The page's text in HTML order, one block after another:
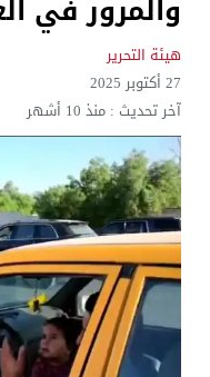
والمرور في
هيئة التحرير
27 أكتوبر 2025
آخر تحديث :منذ 10 أشهر